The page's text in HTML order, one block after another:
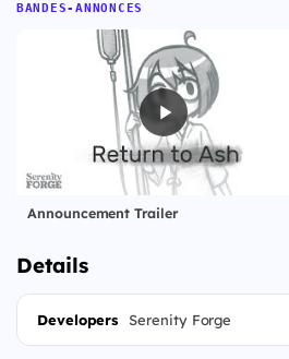
BANDES-ANNONCES
Announcement Trailer
Details
Developers Serenity Forge